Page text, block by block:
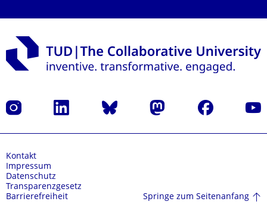
Instagram LinkedIn Bluesky Mastodon Facebook
Kontakt
Impressum
Datenschutz
Transparenzgesetz
Barrierefreiheit
Springe zum Seitenanfang